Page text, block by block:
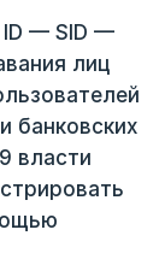
ID — SID —
лиц
банковских
власти